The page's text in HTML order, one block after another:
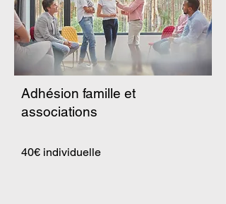
Adhésion famille et
associations
40€ individuelle